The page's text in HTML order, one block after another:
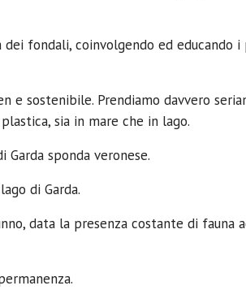
fondali, coinvolgendo ed
sostenibile. Prendiamo davvero
sia in mare che in lago.
sponda veronese.
di Garda.
data la presenza costante di fauna